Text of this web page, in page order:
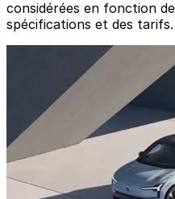
considérées en fonction
spécifications et des tarifs.